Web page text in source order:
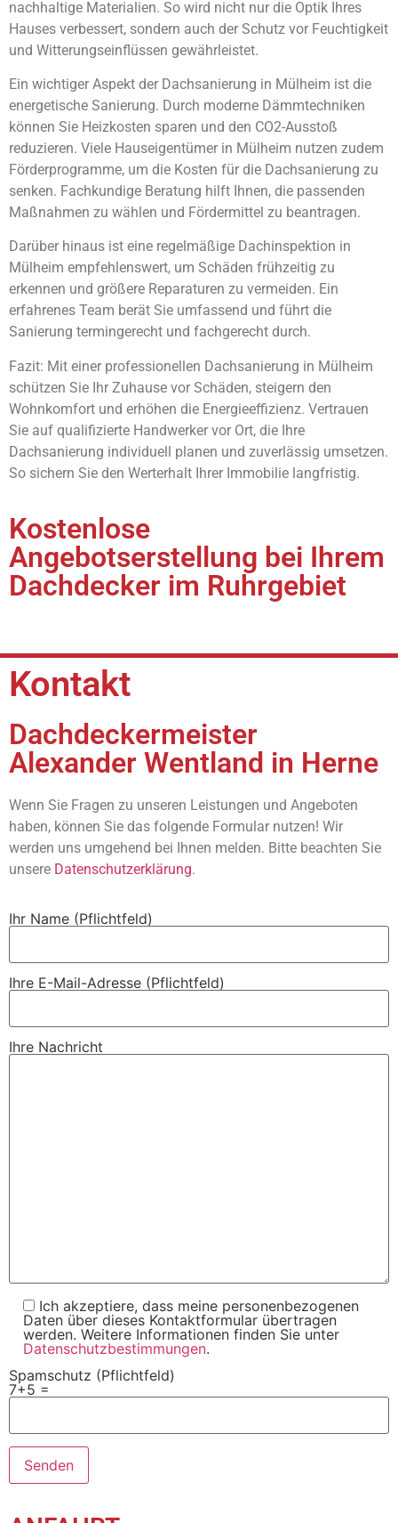
nachhaltige Materialien. So wird nicht nur die Optik Ihres
Hauses verbessert, sondern auch der Schutz vor Feuchtigkeit
und Witterungseinflüssen gewährleistet.
Ein wichtiger Aspekt der Dachsanierung in Mülheim ist die
energetische Sanierung. Durch moderne Dämmtechniken
können Sie Heizkosten sparen und den CO2-Ausstoß
reduzieren. Viele Hauseigentümer in Mülheim nutzen zudem
Förderprogramme, um die Kosten für die Dachsanierung zu
senken. Fachkundige Beratung hilft Ihnen, die passenden
Maßnahmen zu wählen und Fördermittel zu beantragen.
Darüber hinaus ist eine regelmäßige Dachinspektion in
Mülheim empfehlenswert, um Schäden frühzeitig zu
erkennen und größere Reparaturen zu vermeiden. Ein
erfahrenes Team berät Sie umfassend und führt die
Sanierung termingerecht und fachgerecht durch.
Fazit: Mit einer professionellen Dachsanierung in Mülheim
schützen Sie Ihr Zuhause vor Schäden, steigern den
Wohnkomfort und erhöhen die Energieeffizienz. Vertrauen
Sie auf qualifizierte Handwerker vor Ort, die Ihre
Dachsanierung individuell planen und zuverlässig umsetzen.
So sichern Sie den Werterhalt Ihrer Immobilie langfristig.
Kostenlose
Angebotserstellung bei Ihrem
Dachdecker im Ruhrgebiet
Kontakt
Dachdeckermeister
Alexander Wentland in Herne
Wenn Sie Fragen zu unseren Leistungen und Angeboten
haben, können Sie das folgende Formular nutzen! Wir
werden uns umgehend bei Ihnen melden. Bitte beachten Sie
unsere Datenschutzerklärung.
Ihr Name (Pflichtfeld)
Ihre E-Mail-Adresse (Pflichtfeld)
Ihre Nachricht
Ich akzeptiere, dass meine personenbezogenen
Daten über dieses Kontaktformular übertragen
werden. Weitere Informationen finden Sie unter
Datenschutzbestimmungen.
Spamschutz (Pflichtfeld)
7+5 =